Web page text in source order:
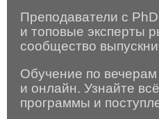
программы и поступлении